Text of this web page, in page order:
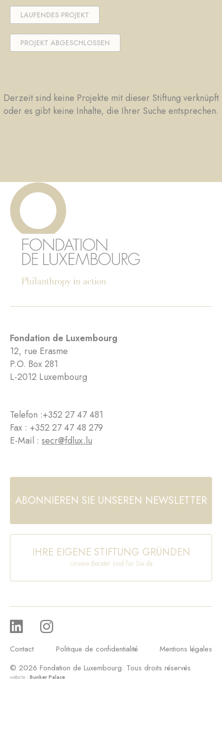
LAUFENDES PROJEKT
PROJEKT ABGESCHLOSSEN
Derzeit sind keine Projekte mit dieser Stiftung verknüpft
oder es gibt keine Inhalte, die Ihrer Suche entsprechen.
Fondation de Luxembourg
12, rue Erasme
P.O. Box 281
L-2012 Luxembourg
Telefon :+352 27 47 481
Fax : +352 27 47 48 279
E-Mail : secr@fdlux.lu
ABONNIEREN SIE UNSEREN NEWSLETTER
IHRE EIGENE STIFTUNG GRÜNDEN
Unsere Berater sind für Sie da
Contact Politique de confidentialité
Mentions légales
© 2026 Fondation de Luxembourg. Tous droits réservés
website : Bunker Palace